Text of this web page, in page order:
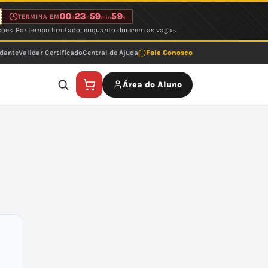
TERMINA EM00d23 h59min59s
Por tempo limitado, enquanto durarem as vagas.
Validar CertificadoCentral de Ajuda Fale Conosco
Área do Aluno